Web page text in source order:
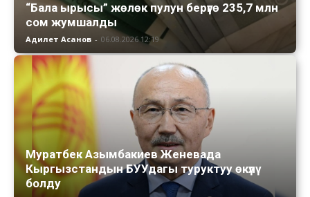
“Бала ырысы” жөлөк пулун берүүгө 235,7 млн
сом жумшалды
Адилет Асанов - 06.08.2026 12:19
Муратбек Азымбакиев Женевада
Кыргызстандын БУУдагы туруктуу өкүлү
болду